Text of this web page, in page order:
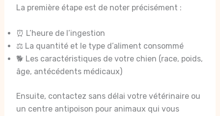
La première étape est de noter précisément :
⏰ L’heure de l’ingestion
⚖️ La quantité et le type d’aliment consommé
🐕 Les caractéristiques de votre chien (race, poids,
âge, antécédents médicaux)
Ensuite, contactez sans délai votre vétérinaire ou
un centre antipoison pour animaux qui vous